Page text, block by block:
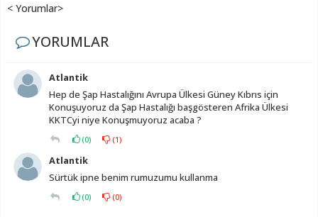
< Yorumlar>
YORUMLAR
Atlantik
Hep de Şap Hastalığını Avrupa Ülkesi Güney Kıbrıs için
Konuşuyoruz da Şap Hastalığı başgösteren Afrika Ülkesi
KKTCyi niye Konuşmuyoruz acaba ?
(0) (1)
Atlantik
Sürtük ipne benim rumuzumu kullanma
(0) (0)